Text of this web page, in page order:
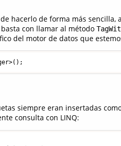
hacerlo de forma más sencilla,
con llamar al método
del motor de datos que
siempre eran insertadas
consulta con LINQ: